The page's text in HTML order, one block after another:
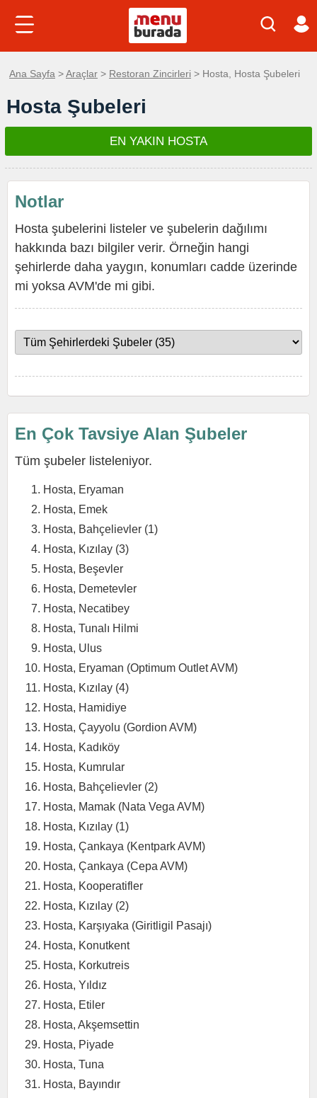
Ana Sayfa >Araçlar > Restoran Zincirleri > Hosta, Hosta Şubeleri
Hosta Şubeleri
EN YAKIN HOSTA
Notlar
Hosta şubelerini listeler ve şubelerin dağılımı
hakkında bazı bilgiler verir. Örneğin hangi
şehirlerde daha yaygın, konumları cadde üzerinde
mi yoksa AVM'de mi gibi.
En Çok Tavsiye Alan Şubeler
Tüm şubeler listeleniyor.
Hosta, Eryaman
Hosta, Emek
Hosta, Bahçelievler (1)
Hosta, Kızılay (3)
Hosta, Beşevler
Hosta, Demetevler
Hosta, Necatibey
Hosta, Tunalı Hilmi
Hosta, Ulus
Hosta, Eryaman (Optimum Outlet AVM)
Hosta, Kızılay (4)
Hosta, Hamidiye
Hosta, Çayyolu (Gordion AVM)
Hosta, Kadıköy
Hosta, Kumrular
Hosta, Bahçelievler (2)
Hosta, Mamak (Nata Vega AVM)
Hosta, Kızılay (1)
Hosta, Çankaya (Kentpark AVM)
Hosta, Çankaya (Cepa AVM)
Hosta, Kooperatifler
Hosta, Kızılay (2)
Hosta, Karşıyaka (Giritligil Pasajı)
Hosta, Konutkent
Hosta, Korkutreis
Hosta, Yıldız
Hosta, Etiler
Hosta, Akşemsettin
Hosta, Piyade
Hosta, Tuna
Hosta, Bayındır